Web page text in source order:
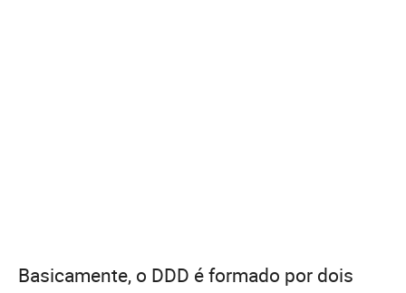
Basicamente, o DDD é formado por dois